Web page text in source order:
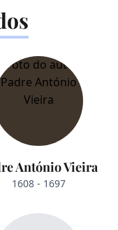
António Vieira
1608 - 1697